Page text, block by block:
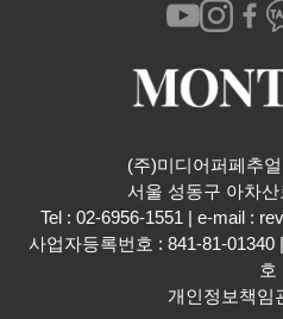
(주)미디어퍼페추
서울 성동구 아차산
Tel : 02-6956-1551 | e-mail :
사업자등록번호 : 841-81-
호
개인정보책임